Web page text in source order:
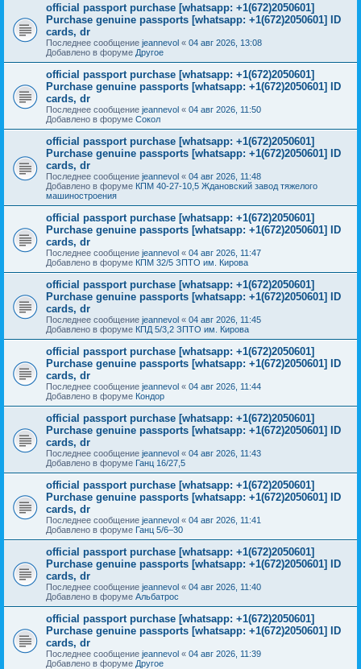
official passport purchase [whatsapp: +1(672)2050601]
Purchase genuine passports [whatsapp: +1(672)2050601] ID
cards, dr
Последнее сообщение jeannevol « 04 авг 2026, 13:08
Добавлено в форуме Другое
official passport purchase [whatsapp: +1(672)2050601]
Purchase genuine passports [whatsapp: +1(672)2050601] ID
cards, dr
Последнее сообщение jeannevol « 04 авг 2026, 11:50
Добавлено в форуме Сокол
official passport purchase [whatsapp: +1(672)2050601]
Purchase genuine passports [whatsapp: +1(672)2050601] ID
cards, dr
Последнее сообщение jeannevol « 04 авг 2026, 11:48
Добавлено в форуме КПМ 40-27-10,5 Ждановский завод тяжелого
машиностроения
official passport purchase [whatsapp: +1(672)2050601]
Purchase genuine passports [whatsapp: +1(672)2050601] ID
cards, dr
Последнее сообщение jeannevol « 04 авг 2026, 11:47
Добавлено в форуме КПМ 32/5 ЗПТО им. Кирова
official passport purchase [whatsapp: +1(672)2050601]
Purchase genuine passports [whatsapp: +1(672)2050601] ID
cards, dr
Последнее сообщение jeannevol « 04 авг 2026, 11:45
Добавлено в форуме КПД 5/3,2 ЗПТО им. Кирова
official passport purchase [whatsapp: +1(672)2050601]
Purchase genuine passports [whatsapp: +1(672)2050601] ID
cards, dr
Последнее сообщение jeannevol « 04 авг 2026, 11:44
Добавлено в форуме Кондор
official passport purchase [whatsapp: +1(672)2050601]
Purchase genuine passports [whatsapp: +1(672)2050601] ID
cards, dr
Последнее сообщение jeannevol « 04 авг 2026, 11:43
Добавлено в форуме Ганц 16/27,5
official passport purchase [whatsapp: +1(672)2050601]
Purchase genuine passports [whatsapp: +1(672)2050601] ID
cards, dr
Последнее сообщение jeannevol « 04 авг 2026, 11:41
Добавлено в форуме Ганц 5/6–30
official passport purchase [whatsapp: +1(672)2050601]
Purchase genuine passports [whatsapp: +1(672)2050601] ID
cards, dr
Последнее сообщение jeannevol « 04 авг 2026, 11:40
Добавлено в форуме Альбатрос
official passport purchase [whatsapp: +1(672)2050601]
Purchase genuine passports [whatsapp: +1(672)2050601] ID
cards, dr
Последнее сообщение jeannevol « 04 авг 2026, 11:39
Добавлено в форуме Другое